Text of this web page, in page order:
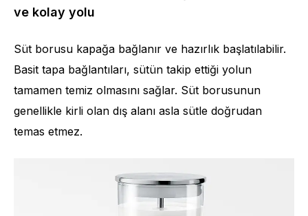
ve kolay yolu
Süt borusu kapağa bağlanır ve hazırlık başlatılabilir.
Basit tapa bağlantıları, sütün takip ettiği yolun
tamamen temiz olmasını sağlar. Süt borusunun
genellikle kirli olan dış alanı asla sütle doğrudan
temas etmez.